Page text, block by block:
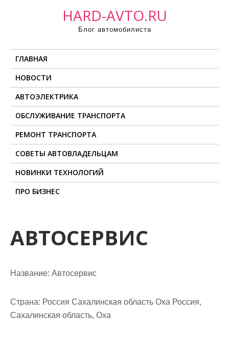
HARD-AVTO.RU
Блог автомобилиста
ГЛАВНАЯ
НОВОСТИ
АВТОЭЛЕКТРИКА
ОБСЛУЖИВАНИЕ ТРАНСПОРТА
РЕМОНТ ТРАНСПОРТА
СОВЕТЫ АВТОВЛАДЕЛЬЦАМ
НОВИНКИ ТЕХНОЛОГИЙ
ПРО БИЗНЕС
АВТОСЕРВИС
Название: Автосервис
Страна: Россия Сахалинская область Оха Россия,
Сахалинская область, Оха